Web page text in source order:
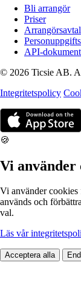
Bli arrangör
Priser
Arrangörsavtal
API-
© 2026 Ticsie AB.
Integritetspolicy
🍪
Vi använder
Vi använder
används och
val.
Läs vår
Acceptera alla